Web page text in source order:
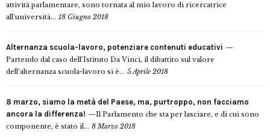
attività parlamentare, sono tornata al mio lavoro di ricercatrice
all’università... 18 Giugno 2018
Alternanza scuola-lavoro, potenziare contenuti educativi
Partendo dal caso dell’Istituto Da Vinci, il dibattito sul valore
dell’alternanza scuola-lavoro si è... 5 Aprile 2018
8 marzo, siamo la metà del Paese, ma, purtroppo, non facciamo
ancora la differenza!
Il Parlamento che sta per lasciare, e di cui sono
componente, è stato il... 8 Marzo 2018